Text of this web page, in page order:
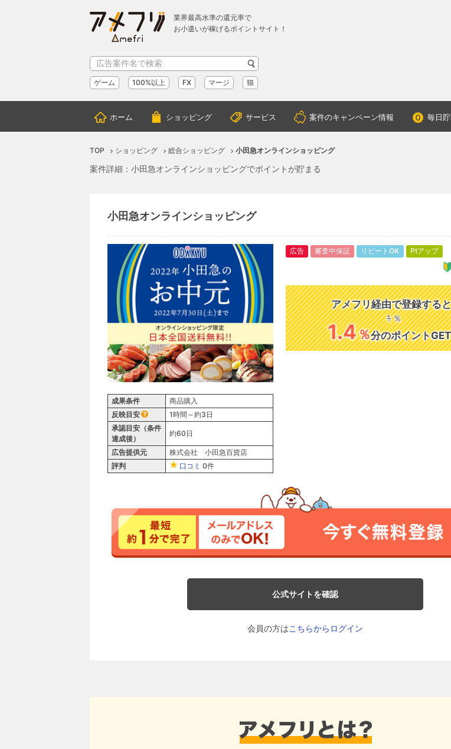
業界最高水準の還元率で
お小遣いが稼げるポイントサイト！
ゲーム 100%以上 FX マージ 猫
ホーム ショッピング サービス 案件のキャンペーン情報 毎日
TOP ショッピング 総合ショッピング 小田急オンラインショッピング
案件詳細：小田急オンラインショッピングでポイントが貯まる
小田急オンラインショッピング
成果条件
商品購入
反映目安
1時間～約3日
承認目安（条件
達成後）
約60日
広告提供元
株式会社 小田急百貨店
評判
口コミ 0件
広告 審査中保証 リピートOK Ptアップ
アメフリ経由で登録すると
1 ％
1.4％分のポイント
公式サイトを確認
会員の方はこちらからログイン